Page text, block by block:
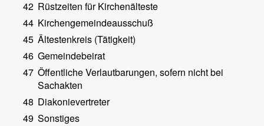
42 Rüstzeiten für Kirchenälteste
44 Kirchengemeindeausschuß
45 Ältestenkreis (Tätigkeit)
46 Gemeindebeirat
47 Öffentliche Verlautbarungen, sofern nicht bei
Sachakten
48 Diakonievertreter
49 Sonstiges